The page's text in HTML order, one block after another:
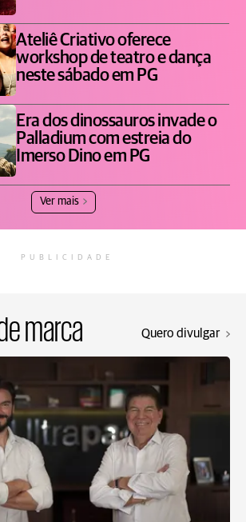
Ateliê Criativo oferece
workshop de teatro e dança
neste sábado em PG
Era dos dinossauros invade o
Palladium com estreia do
Imerso Dino em PG
Ver mais
PUBLICIDADE
marca Quero divulgar